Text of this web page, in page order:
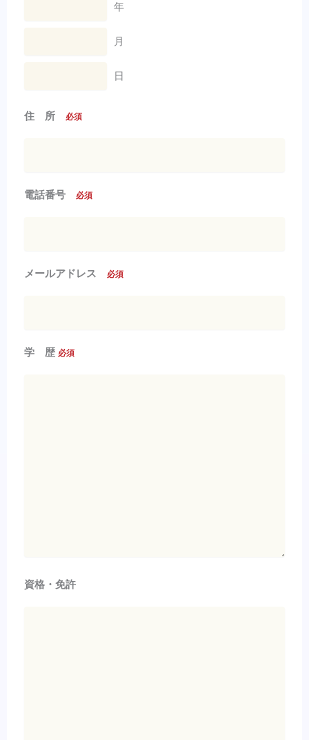
年
月
日
住 所 必須
電話番号 必須
メールアドレス 必須
学 歴 必須
資格・免許